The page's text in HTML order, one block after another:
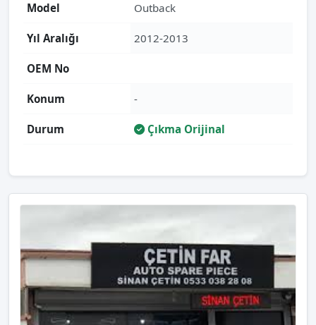
Model Outback
Yıl Aralığı 2012-2013
OEM No
Konum -
Durum Çıkma Orijinal